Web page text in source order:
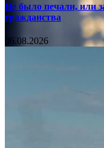
Не было печали, или
гражданства
06.08.2026